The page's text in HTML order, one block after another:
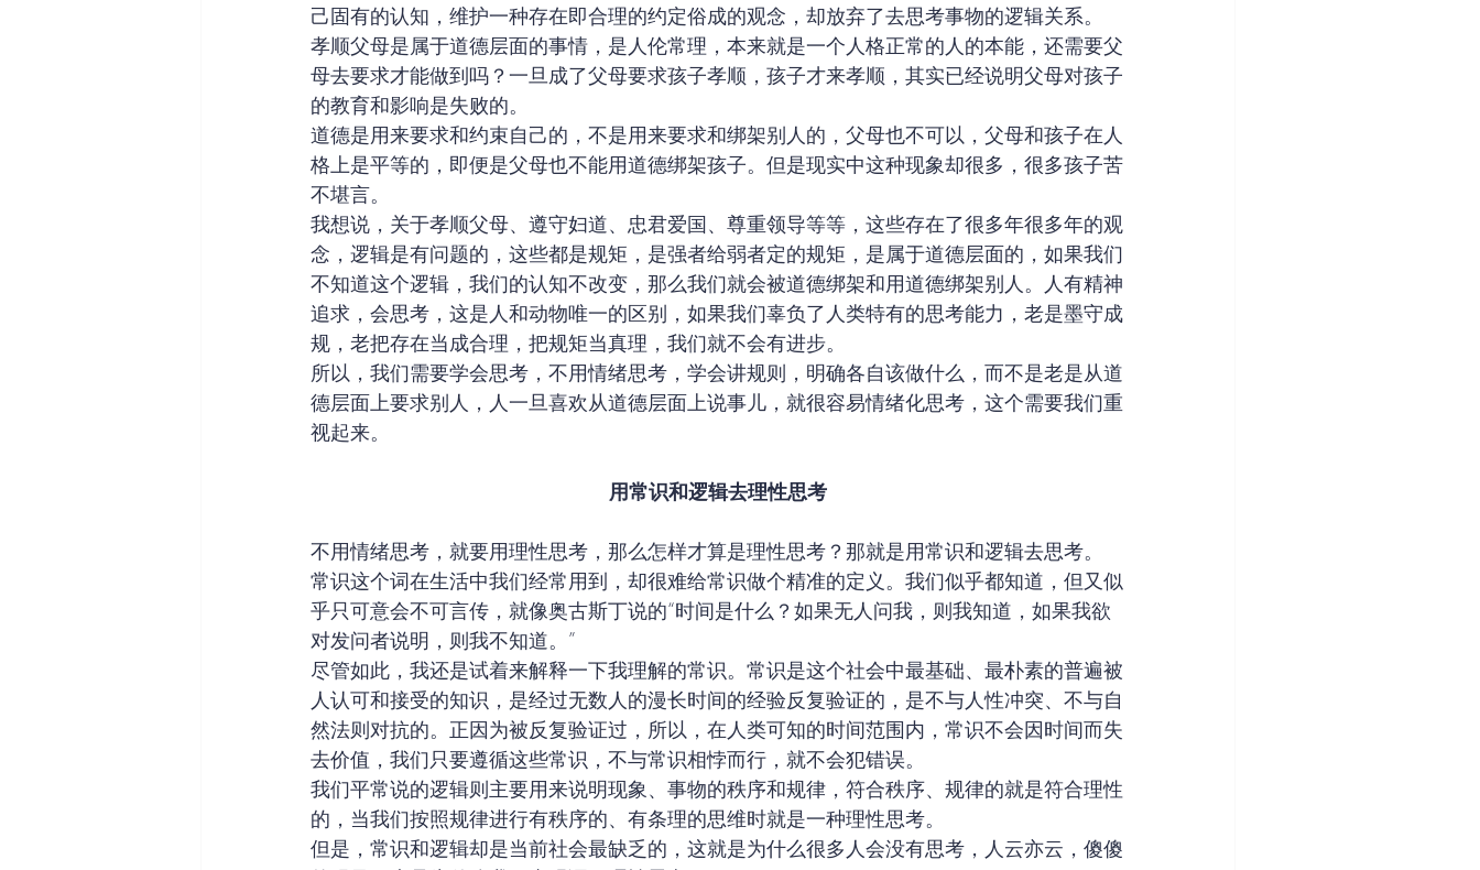
己固有的认知，维护一种存在即合理的约定俗成的观念，却放弃了去思考事物的逻辑关系。
孝顺父母是属于道德层面的事情，是人伦常理，本来就是一个人格正常的人的本能，还需要父
母去要求才能做到吗？一旦成了父母要求孩子孝顺，孩子才来孝顺，其实已经说明父母对孩子
的教育和影响是失败的。
道德是用来要求和约束自己的，不是用来要求和绑架别人的，父母也不可以，父母和孩子在人
格上是平等的，即便是父母也不能用道德绑架孩子。但是现实中这种现象却很多，很多孩子苦
不堪言。
我想说，关于孝顺父母、遵守妇道、忠君爱国、尊重领导等等，这些存在了很多年很多年的观
念，逻辑是有问题的，这些都是规矩，是强者给弱者定的规矩，是属于道德层面的，如果我们
不知道这个逻辑，我们的认知不改变，那么我们就会被道德绑架和用道德绑架别人。人有精神
追求，会思考，这是人和动物唯一的区别，如果我们辜负了人类特有的思考能力，老是墨守成
规，老把存在当成合理，把规矩当真理，我们就不会有进步。
所以，我们需要学会思考，不用情绪思考，学会讲规则，明确各自该做什么，而不是老是从道
德层面上要求别人，人一旦喜欢从道德层面上说事儿，就很容易情绪化思考，这个需要我们重
视起来。
用常识和逻辑去理性思考
不用情绪思考，就要用理性思考，那么怎样才算是理性思考？那就是用常识和逻辑去思考。
常识这个词在生活中我们经常用到，却很难给常识做个精准的定义。我们似乎都知道，但又似
乎只可意会不可言传，就像奥古斯丁说的“时间是什么？如果无人问我，则我知道，如果我欲
对发问者说明，则我不知道。”
尽管如此，我还是试着来解释一下我理解的常识。常识是这个社会中最基础、最朴素的普遍被
人认可和接受的知识，是经过无数人的漫长时间的经验反复验证的，是不与人性冲突、不与自
然法则对抗的。正因为被反复验证过，所以，在人类可知的时间范围内，常识不会因时间而失
去价值，我们只要遵循这些常识，不与常识相悖而行，就不会犯错误。
我们平常说的逻辑则主要用来说明现象、事物的秩序和规律，符合秩序、规律的就是符合理性
的，当我们按照规律进行有秩序的、有条理的思维时就是一种理性思考。
但是，常识和逻辑却是当前社会最缺乏的，这就是为什么很多人会没有思考，人云亦云，傻傻